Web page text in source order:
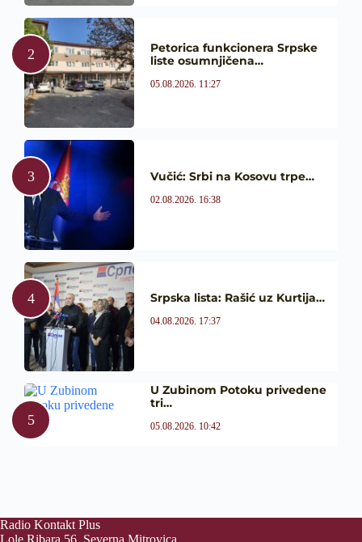
Petorica funkcionera Srpske
liste osumnjičena…
05.08.2026. 11:27
Vučić: Srbi na Kosovu trpe…
02.08.2026. 16:38
Srpska lista: Rašić uz Kurtija…
04.08.2026. 17:37
U Zubinom Potoku privedene
tri…
05.08.2026. 10:42
Radio Kontakt Plus
Lole Ribara 56, Severna Mitrovica